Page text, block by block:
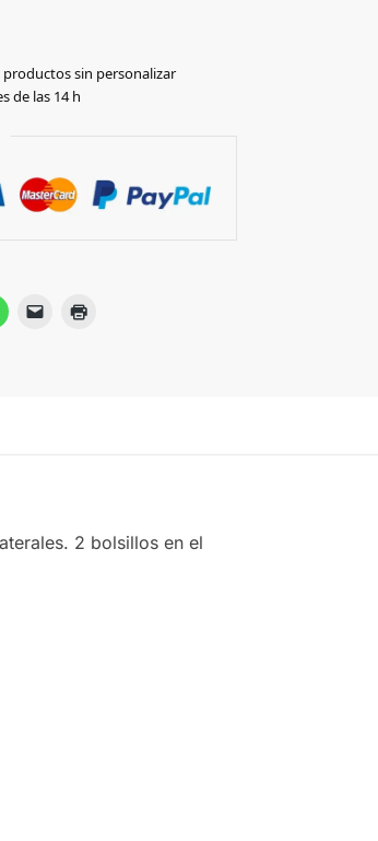
productos sin personalizar
de las 14 h
2 bolsillos en el